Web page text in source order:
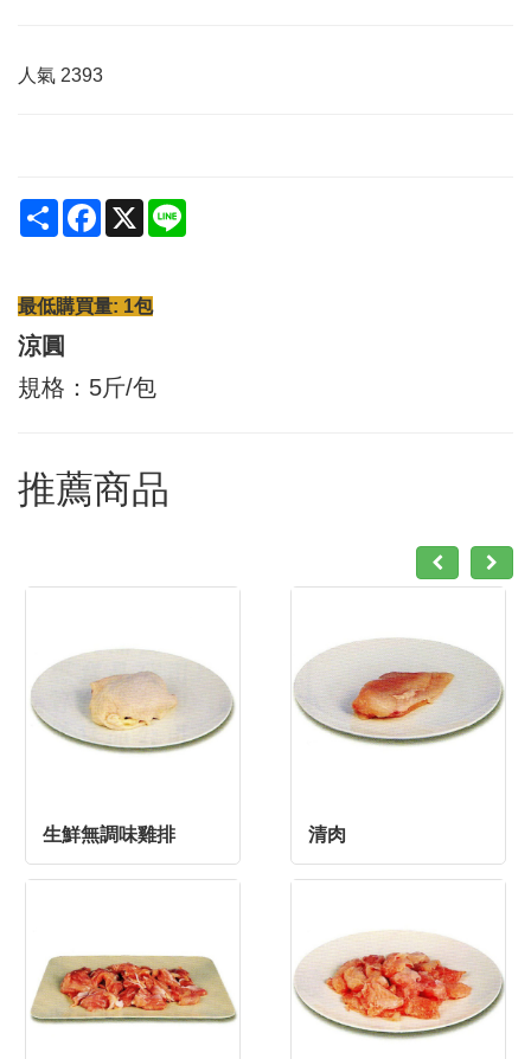
人氣 2393
Share Facebook
X
最低購買量: 1包
涼圓
規格：5斤/包
推薦商品
生鮮無調味雞排 清肉